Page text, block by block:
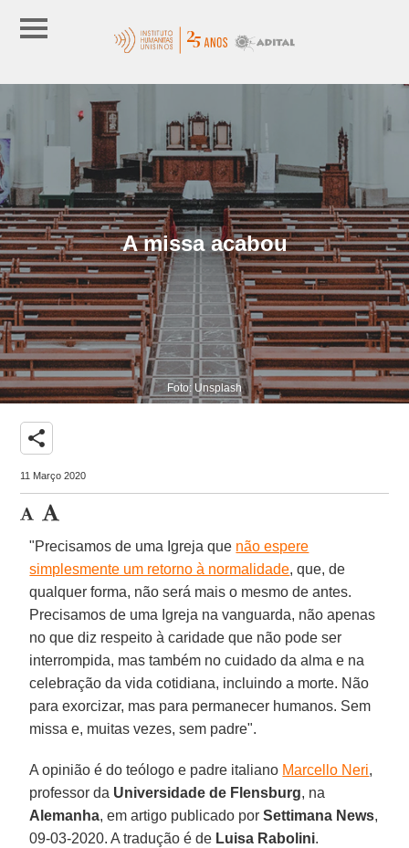
A missa acabou
Foto: Unsplash
share
11 Março 2020
"Precisamos de uma Igreja que não espere
simplesmente um retorno à normalidade, que, de
qualquer forma, não será mais o mesmo de antes.
Precisamos de uma Igreja na vanguarda, não apenas
no que diz respeito à caridade que não pode ser
interrompida, mas também no cuidado da alma e na
celebração da vida cotidiana, incluindo a morte. Não
para exorcizar, mas para permanecer humanos. Sem
missa e, muitas vezes, sem padre".
A opinião é do teólogo e padre italiano Marcello Neri,
professor da Universidade de Flensburg, na
Alemanha, em artigo publicado porSettimana News,
09-03-2020. A tradução é de Luisa Rabolini.